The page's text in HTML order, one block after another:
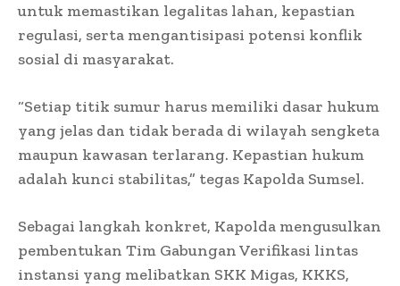
untuk memastikan legalitas lahan, kepastian
regulasi, serta mengantisipasi potensi konflik
sosial di masyarakat.
“Setiap titik sumur harus memiliki dasar hukum
yang jelas dan tidak berada di wilayah sengketa
maupun kawasan terlarang. Kepastian hukum
adalah kunci stabilitas,” tegas Kapolda Sumsel.
Sebagai langkah konkret, Kapolda mengusulkan
pembentukan Tim Gabungan Verifikasi lintas
instansi yang melibatkan SKK Migas, KKKS,